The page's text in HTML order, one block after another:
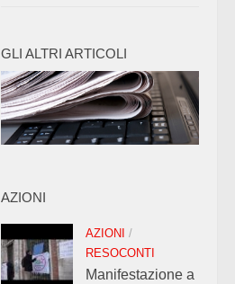
GLI ALTRI ARTICOLI
AZIONI
AZIONI /
RESOCONTI
Manifestazione a